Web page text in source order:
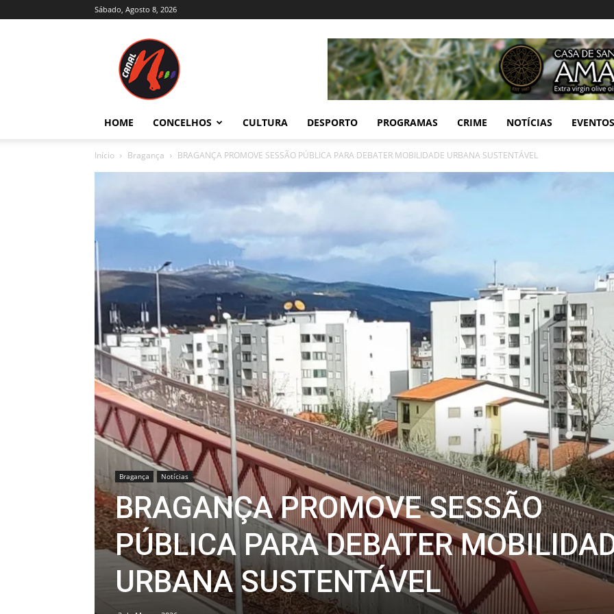
Sábado, Agosto 8, 2026
Trás-
e
Alto
HOME CONCELHOS CULTURA DESPORTO PROGRAMAS CRIME NOTÍCIAS EVENTOS
Início Bragança BRAGANÇA PROMOVE SESSÃO PÚBLICA PARA DEBATER MOBILIDADE URBANA SUSTENTÁVEL
Bragança Notícias
BRAGANÇA PROMOVE SESSÃO
PÚBLICA PARA DEBATER
URBANA SUSTENTÁVEL